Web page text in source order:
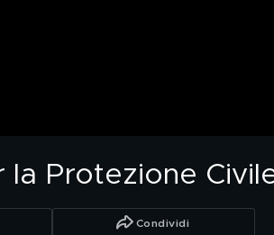
la Protezione
Condividi